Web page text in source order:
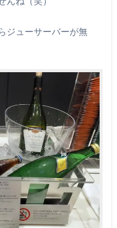
ジューサーバーが無